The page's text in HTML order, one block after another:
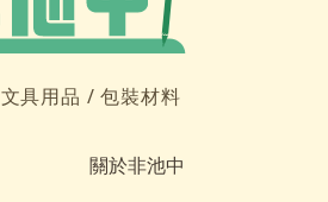
文具用品 /包裝材料
關於非池中